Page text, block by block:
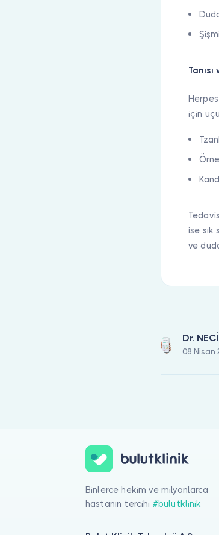
için
ise sık
ve
Dr.
08 Nisan
Binlerce hekim ve milyonlarca
hastanın tercihi #bulutklinik